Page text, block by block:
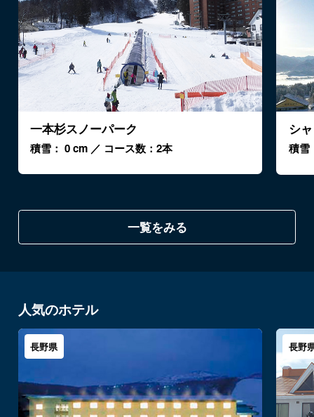
一本杉スノーパーク
積雪： 0 cm ／ コース数：2本
シ
積雪
一覧をみる
人気のホテル
長野県 長野